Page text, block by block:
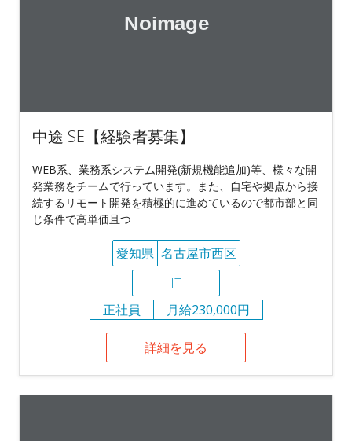
中途 SE【経験者募集】
WEB系、業務系システム開発(新規機能追加)等、様々な開
発業務をチームで行っています。また、自宅や拠点から接
続するリモート開発を積極的に進めているので都市部と同
じ条件で高単価且つ
愛知県 名古屋市西区
IT
正社員
月給230,000円
詳細を見る